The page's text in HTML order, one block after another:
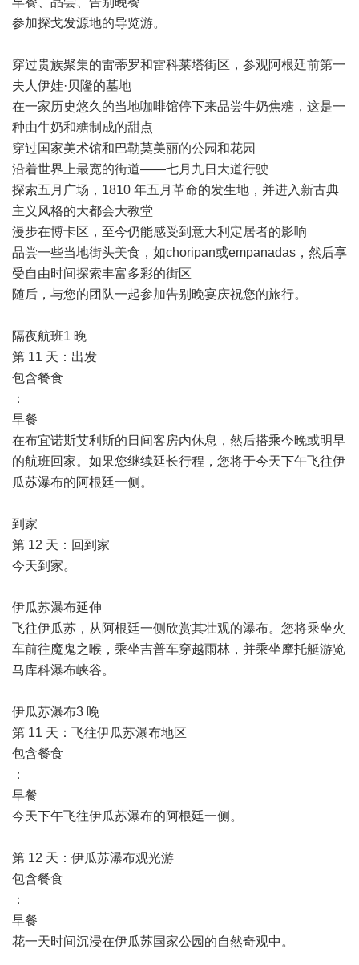
参加探戈发源地的导览游。
穿过贵族聚集的雷蒂罗和雷科莱塔街区，参观阿根廷前第一
夫人伊娃·贝隆的墓地
在一家历史悠久的当地咖啡馆停下来品尝牛奶焦糖，这是一
种由牛奶和糖制成的甜点
穿过国家美术馆和巴勒莫美丽的公园和花园
沿着世界上最宽的街道——七月九日大道行驶
探索五月广场，1810 年五月革命的发生地，并进入新古典
主义风格的大都会大教堂
漫步在博卡区，至今仍能感受到意大利定居者的影响
品尝一些当地街头美食，如choripan或empanadas，然后享
受自由时间探索丰富多彩的街区
随后，与您的团队一起参加告别晚宴庆祝您的旅行。
隔夜航班1 晚
第 11 天：出发
包含餐食
：
早餐
在布宜诺斯艾利斯的日间客房内休息，然后搭乘今晚或明早
的航班回家。如果您继续延长行程，您将于今天下午飞往伊
瓜苏瀑布的阿根廷一侧。
到家
第 12 天：回到家
今天到家。
伊瓜苏瀑布延伸
飞往伊瓜苏，从阿根廷一侧欣赏其壮观的瀑布。您将乘坐火
车前往魔鬼之喉，乘坐吉普车穿越雨林，并乘坐摩托艇游览
马库科瀑布峡谷。
伊瓜苏瀑布3 晚
第 11 天：飞往伊瓜苏瀑布地区
包含餐食
：
早餐
今天下午飞往伊瓜苏瀑布的阿根廷一侧。
第 12 天：伊瓜苏瀑布观光游
包含餐食
：
早餐
花一天时间沉浸在伊瓜苏国家公园的自然奇观中。